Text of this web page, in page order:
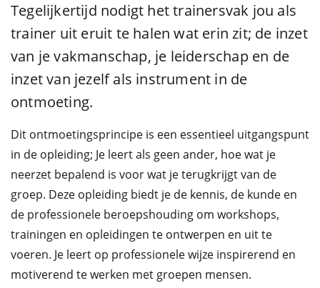
Tegelijkertijd nodigt het trainersvak jou als
trainer uit eruit te halen wat erin zit; de inzet
van je vakmanschap, je leiderschap en de
inzet van jezelf als instrument in de
ontmoeting.
Dit ontmoetingsprincipe is een essentieel uitgangspunt
in de opleiding; Je leert als geen ander, hoe wat je
neerzet bepalend is voor wat je terugkrijgt van de
groep. Deze opleiding biedt je de kennis, de kunde en
de professionele beroepshouding om workshops,
trainingen en opleidingen te ontwerpen en uit te
voeren. Je leert op professionele wijze inspirerend en
motiverend te werken met groepen mensen.